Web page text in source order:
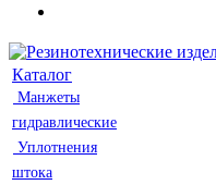
Каталог
Манжеты
гидравлические
Уплотнения
штока